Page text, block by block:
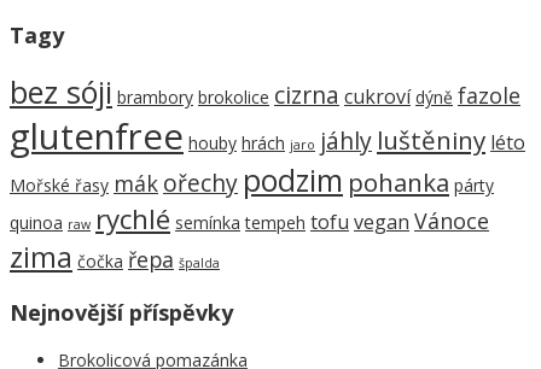
Tagy
bez sóji brambory brokolice cizrna cukroví dýně fazole
glutenfree houby hrách jaro jáhly luštěniny léto
Mořské řasy mák ořechy podzim pohanka párty
quinoa raw rychlé semínka tempeh tofu vegan Vánoce
zima čočka řepa špalda
Nejnovější příspěvky
Brokolicová pomazánka